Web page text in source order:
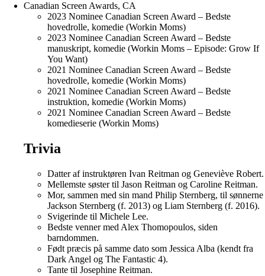
Canadian Screen Awards, CA
2023 Nominee Canadian Screen Award – Bedste
hovedrolle, komedie (Workin Moms)
2023 Nominee Canadian Screen Award – Bedste
manuskript, komedie (Workin Moms – Episode: Grow If
You Want)
2021 Nominee Canadian Screen Award – Bedste
hovedrolle, komedie (Workin Moms)
2021 Nominee Canadian Screen Award – Bedste
instruktion, komedie (Workin Moms)
2021 Nominee Canadian Screen Award – Bedste
komedieserie (Workin Moms)
Trivia
Datter af instruktøren Ivan Reitman og Geneviève Robert.
Mellemste søster til Jason Reitman og Caroline Reitman.
Mor, sammen med sin mand Philip Sternberg, til sønnerne
Jackson Sternberg (f. 2013) og Liam Sternberg (f. 2016).
Svigerinde til Michele Lee.
Bedste venner med Alex Thomopoulos, siden
barndommen.
Født præcis på samme dato som Jessica Alba (kendt fra
Dark Angel og The Fantastic 4).
Tante til Josephine Reitman.